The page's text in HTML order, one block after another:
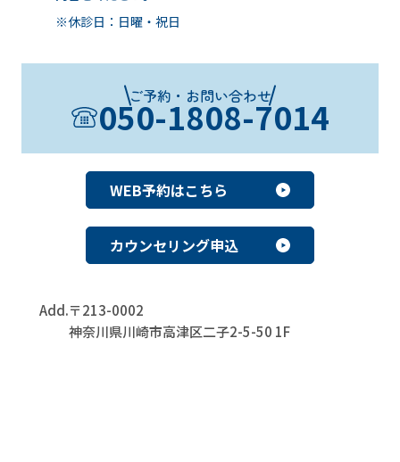
※休診日：日曜・祝日
ご予約・お問い合わせ
050-1808-7014
WEB予約はこちら
カウンセリング申込
Add.〒213-0002
神奈川県川崎市高津区二子2-5-50 1F